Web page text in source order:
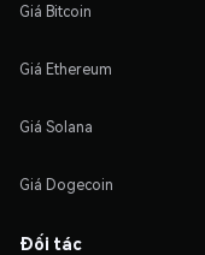
Giá Bitcoin
Giá Ethereum
Giá Solana
Giá Dogecoin
Đối tác